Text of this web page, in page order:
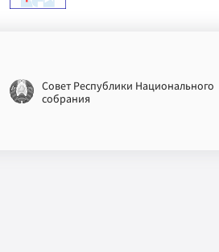
Совет Республики Национального
собрания